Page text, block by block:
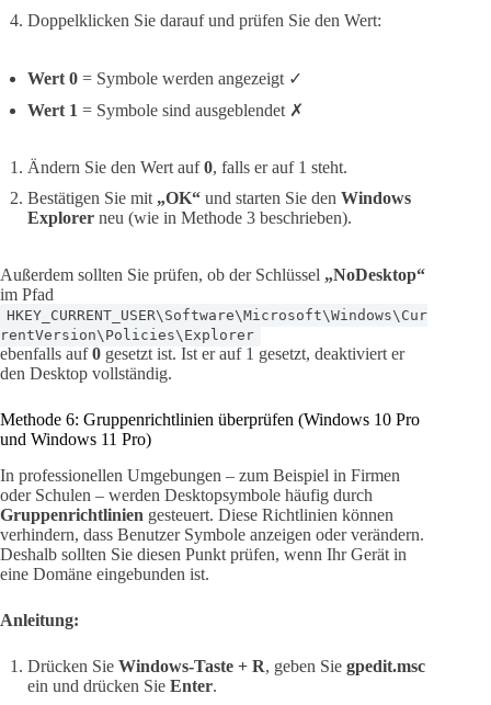
Doppelklicken Sie darauf und prüfen Sie den Wert:
Wert 0 = Symbole werden angezeigt ✓
Wert 1 = Symbole sind ausgeblendet ✗
Ändern Sie den Wert auf0, falls er auf 1 steht.
Bestätigen Sie mit „OK“ und starten Sie den Windows
Explorer neu (wie in Methode 3 beschrieben).
Außerdem sollten Sie prüfen, ob der Schlüssel „NoDesktop“
im Pfad
HKEY_CURRENT_USER\Software\Microsoft\Windows\Cur
rentVersion\Policies\Explorer
ebenfalls auf0 gesetzt ist. Ist er auf 1 gesetzt, deaktiviert er
den Desktop vollständig.
Methode 6: Gruppenrichtlinien überprüfen (Windows 10 Pro
und Windows 11 Pro)
In professionellen Umgebungen – zum Beispiel in Firmen
oder Schulen – werden Desktopsymbole häufig durch
Gruppenrichtlinien gesteuert. Diese Richtlinien können
verhindern, dass Benutzer Symbole anzeigen oder verändern.
Deshalb sollten Sie diesen Punkt prüfen, wenn Ihr Gerät in
eine Domäne eingebunden ist.
Anleitung:
Drücken Sie Windows-Taste + R, geben Sie gpedit.msc
ein und drücken Sie Enter.